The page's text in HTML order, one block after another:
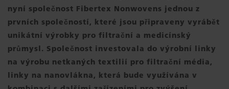
nyní společnost Fibertex Nonwovens jednou z
prvních společností, které jsou připraveny vyrábět
unikátní výrobky pro filtrační a medicínský
průmysl. Společnost investovala do výrobní linky
na výrobu netkaných textilií pro filtrační média,
linky na nanovlákna, která bude využívána v